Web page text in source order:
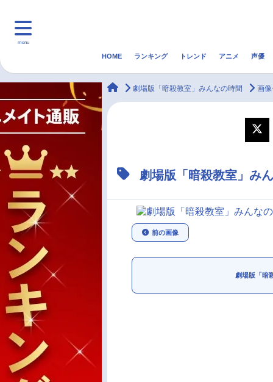
menu
マンガ・ラノベ 音楽
アニメ記事一覧
声優記事一覧
HOME ランキング トレンド アニメ 声優
animateTimes
劇場版「暗殺教室」みんなの時間 画
劇場版「暗殺教室」み
前の画像
劇場版「暗